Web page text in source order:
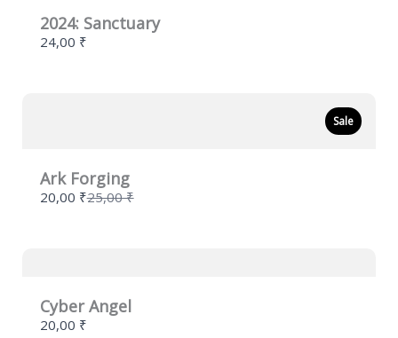
2024: Sanctuary
24,00 ₹
Sale
Ark Forging
20,00 ₹Compare
25,00 ₹
Cyber Angel
20,00 ₹